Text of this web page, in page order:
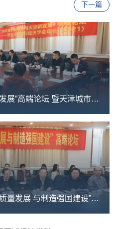
下一篇
“新环境、新格局与天津新发展”高端论坛 暨天津城市经济学会年会（2021）在南开大学召开
我院召开“新时期制造业高质量发展 与制造强国建设”高端论坛